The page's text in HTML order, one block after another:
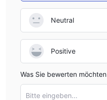
Neutral
Positive
Was Sie bewerten möchten
Bitte eingeben...